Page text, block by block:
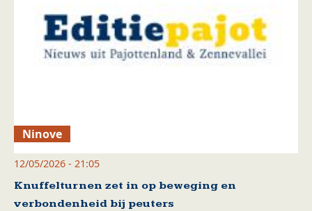
Ninove
12/05/2026 - 21:05
Knuffelturnen zet in op beweging en
verbondenheid bij peuters